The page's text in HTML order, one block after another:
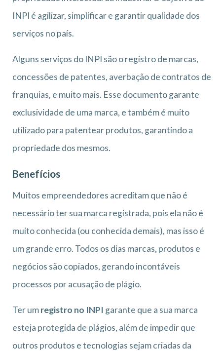
INPI é agilizar, simplificar e garantir qualidade dos
serviços no país.
Alguns serviços do INPI são o registro de marcas,
concessões de patentes, averbação de contratos de
franquias, e muito mais. Esse documento garante
exclusividade de uma marca, e também é muito
utilizado para patentear produtos, garantindo a
propriedade dos mesmos.
Benefícios
Muitos empreendedores acreditam que não é
necessário ter sua marca registrada, pois ela não é
muito conhecida (ou conhecida demais), mas isso é
um grande erro. Todos os dias marcas, produtos e
negócios são copiados, gerando incontáveis
processos por acusação de plágio.
Ter umregistro no INPI garante que a sua marca
esteja protegida de plágios, além de impedir que
outros produtos e tecnologias sejam criadas da